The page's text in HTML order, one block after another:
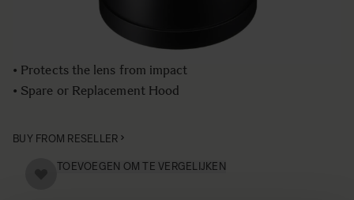
• Lens Hood compatible with the SIGMA 150-600mm F5-
6.3 DG OS HSM | Sports lens
• Blocking stray lights from entering the lens
• Protects the lens from impact
• Spare or Replacement Hood
BUY FROM RESELLER
TOEVOEGEN OM TE VERGELIJKEN